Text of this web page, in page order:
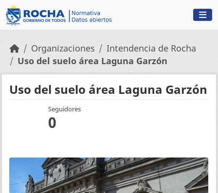
Skip to main content
Organizaciones
Intendencia de Rocha
Uso del suelo área Laguna Garzón
Uso del suelo área Laguna Garzón
Seguidores
0